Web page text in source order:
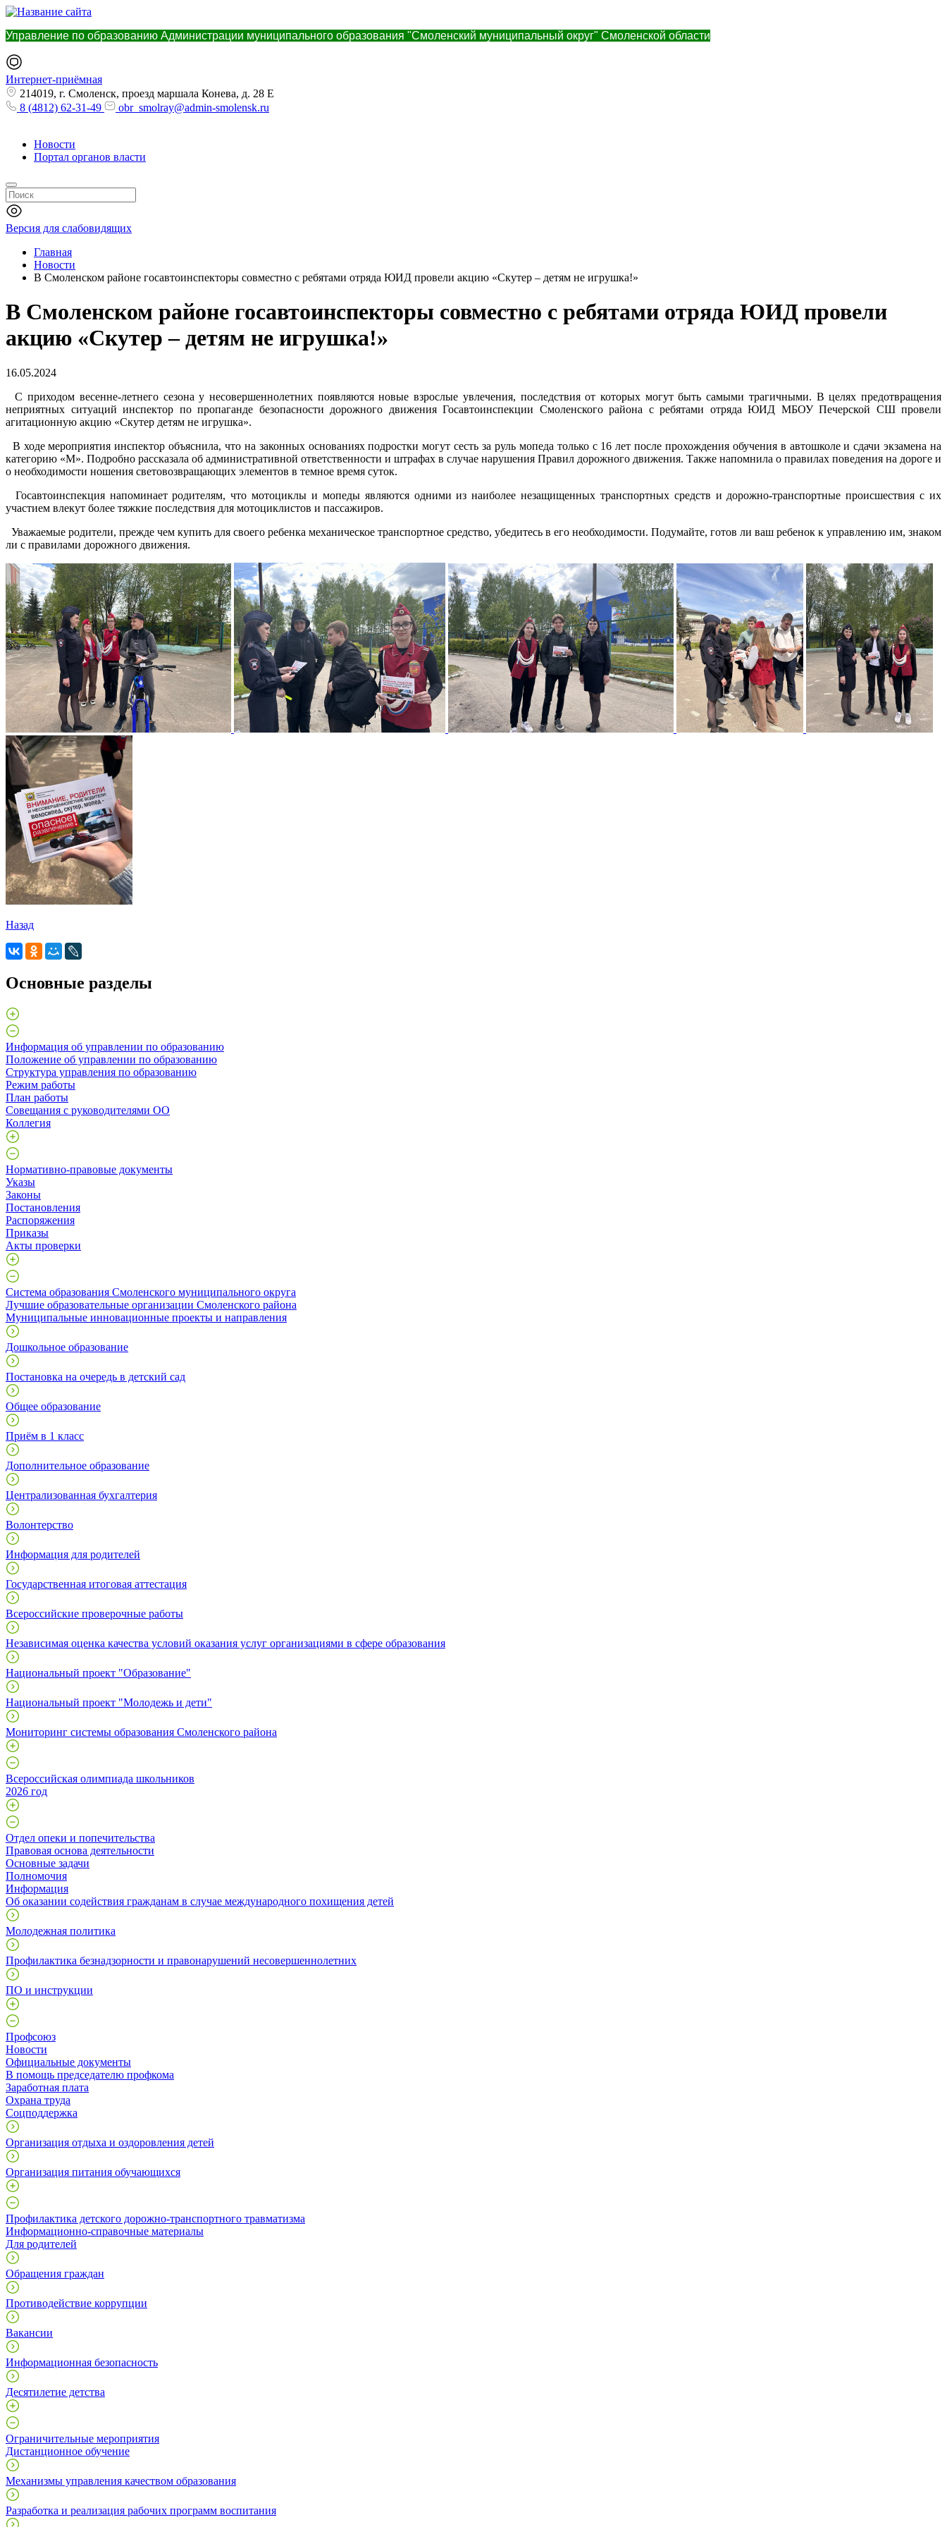
Управление по образованию Администрации муниципального образования "Смоленский муниципальный округ" Смоленской области
Интернет-приёмная
214019, г. Смоленск, проезд маршала Конева, д. 28 Е
8 (4812) 62-31-49
obr_smolray@admin-smolensk.ru
Новости
Портал органов власти
Версия для слабовидящих
Главная
Новости
В Смоленском районе госавтоинспекторы совместно с ребятами отряда ЮИД провели акцию «Скутер – детям не игрушка!»
В Смоленском районе госавтоинспекторы совместно с ребятами отряда ЮИД провели
акцию «Скутер – детям не игрушка!»
16.05.2024
С приходом весенне-летнего сезона у несовершеннолетних появляются новые взрослые увлечения, последствия от которых могут быть самыми трагичными. В целях предотвращения
неприятных ситуаций инспектор по пропаганде безопасности дорожного движения Госавтоинспекции Смоленского района с ребятами отряда ЮИД МБОУ Печерской СШ провели
агитационную акцию «Скутер детям не игрушка».
В ходе мероприятия инспектор объяснила, что на законных основаниях подростки могут сесть за руль мопеда только с 16 лет после прохождения обучения в автошколе и сдачи экзамена на
категорию «М». Подробно рассказала об административной ответственности и штрафах в случае нарушения Правил дорожного движения. Также напомнила о правилах поведения на дороге и
о необходимости ношения световозвращающих элементов в темное время суток.
Госавтоинспекция напоминает родителям, что мотоциклы и мопеды являются одними из наиболее незащищенных транспортных средств и дорожно-транспортные происшествия с их
участием влекут более тяжкие последствия для мотоциклистов и пассажиров.
Уважаемые родители, прежде чем купить для своего ребенка механическое транспортное средство, убедитесь в его необходимости. Подумайте, готов ли ваш ребенок к управлению им, знаком
ли с правилами дорожного движения.
Назад
Основные разделы
Информация об управлении по образованию
Положение об управлении по образованию
Структура управления по образованию
Режим работы
План работы
Совещания с руководителями ОО
Коллегия
Нормативно-правовые документы
Указы
Законы
Постановления
Распоряжения
Приказы
Акты проверки
Система образования Смоленского муниципального округа
Лучшие образовательные организации Смоленского района
Муниципальные инновационные проекты и направления
Дошкольное образование
Постановка на очередь в детский сад
Общее образование
Приём в 1 класс
Дополнительное образование
Централизованная бухгалтерия
Волонтерство
Информация для родителей
Государственная итоговая аттестация
Всероссийские проверочные работы
Независимая оценка качества условий оказания услуг организациями в сфере образования
Национальный проект "Образование"
Национальный проект "Молодежь и дети"
Мониторинг системы образования Смоленского района
Всероссийская олимпиада школьников
2026 год
Отдел опеки и попечительства
Правовая основа деятельности
Основные задачи
Полномочия
Информация
Об оказании содействия гражданам в случае международного похищения детей
Молодежная политика
Профилактика безнадзорности и правонарушений несовершеннолетних
ПО и инструкции
Профcоюз
Новости
Официальные документы
В помощь председателю профкома
Заработная плата
Охрана труда
Соцподдержка
Организация отдыха и оздоровления детей
Организация питания обучающихся
Профилактика детского дорожно-транспортного травматизма
Информационно-справочные материалы
Для родителей
Обращения граждан
Противодействие коррупции
Вакансии
Информационная безопасность
Десятилетие детства
Ограничительные мероприятия
Дистанционное обучение
Механизмы управления качеством образования
Разработка и реализация рабочих программ воспитания